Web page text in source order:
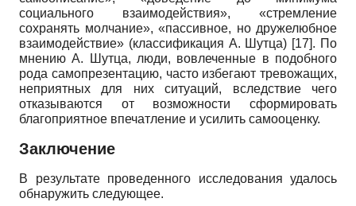
социального взаимодействия», «стремление
сохранять молчание», «пассивное, но дружелюбное
взаимодействие» (классификация А. Шутца) [17]. По
мнению А. Шутца, люди, вовлеченные в подобного
рода самопрезентацию, часто избегают тревожащих,
неприятных для них ситуаций, вследствие чего
отказываются от возможности сформировать
благоприятное впечатление и усилить самооценку.
Заключение
В результате проведенного исследования удалось
обнаружить следующее.